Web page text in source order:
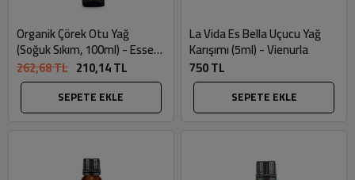
Organik Çörek Otu Yağ
(Soğuk Sıkım, 100ml) - Essen
Organik
262,68 TL 210,14 TL
SEPETE EKLE
La Vida Es Bella Uçucu Yağ
Karışımı (5ml) - Vienurla
750 TL
SEPETE EKLE